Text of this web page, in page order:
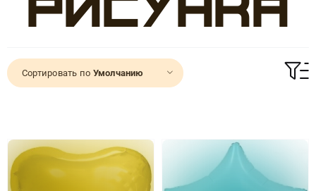
О нас
Контакты
рисунка
Сортировать по Умолчанию